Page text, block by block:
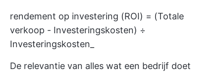
rendement op investering (ROI) = (Totale
verkoop - Investeringskosten) ÷
Investeringskosten_
De relevantie van alles wat een bedrijf doet